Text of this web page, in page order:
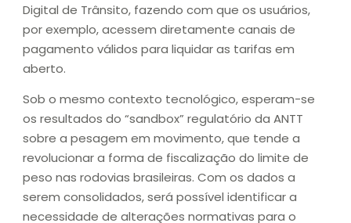
Digital de Trânsito, fazendo com que os usuários,
por exemplo, acessem diretamente canais de
pagamento válidos para liquidar as tarifas em
aberto.
Sob o mesmo contexto tecnológico, esperam-se
os resultados do “sandbox” regulatório da ANTT
sobre a pesagem em movimento, que tende a
revolucionar a forma de fiscalização do limite de
peso nas rodovias brasileiras. Com os dados a
serem consolidados, será possível identificar a
necessidade de alterações normativas para o